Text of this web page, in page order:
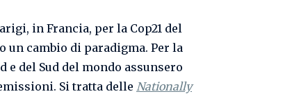
in Francia, per la Cop21 del
un cambio di paradigma. Per la
del Sud del mondo assunsero
Si tratta delle Nationally